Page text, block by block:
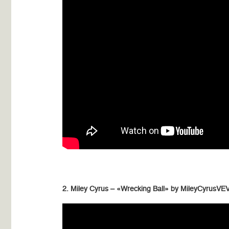
2. Miley Cyrus – «Wrecking Ball» by